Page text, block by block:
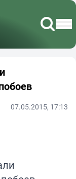
07.05.2015, 17:13